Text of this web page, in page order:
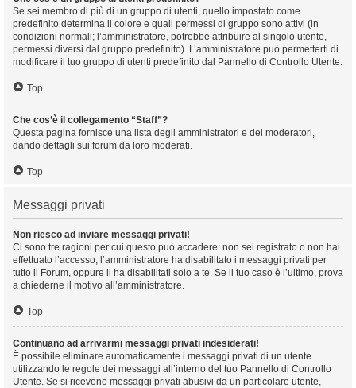
Se sei membro di più di un gruppo di utenti, quello impostato come
predefinito determina il colore e quali permessi di gruppo sono attivi (in
condizioni normali; l’amministratore, potrebbe attribuire al singolo utente,
permessi diversi dal gruppo predefinito). L’amministratore può permetterti di
modificare il tuo gruppo di utenti predefinito dal Pannello di Controllo Utente.
Top
Che cos’è il collegamento “Staff”?
Questa pagina fornisce una lista degli amministratori e dei moderatori,
dando dettagli sui forum da loro moderati.
Top
Messaggi privati
Non riesco ad inviare messaggi privati!
Ci sono tre ragioni per cui questo può accadere: non sei registrato o non hai
effettuato l’accesso, l’amministratore ha disabilitato i messaggi privati per
tutto il Forum, oppure li ha disabilitati solo a te. Se il tuo caso è l’ultimo, prova
a chiederne il motivo all’amministratore.
Top
Continuano ad arrivarmi messaggi privati indesiderati!
È possibile eliminare automaticamente i messaggi privati ​​di un utente
utilizzando le regole dei messaggi all’interno del tuo Pannello di Controllo
Utente. Se si ricevono messaggi privati ​​abusivi da un particolare utente,